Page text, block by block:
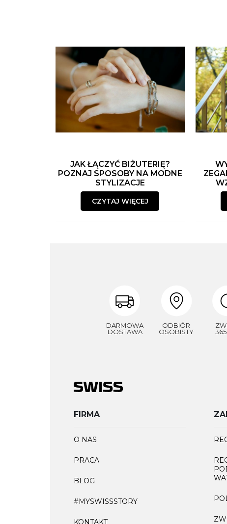
JAK ŁĄCZYĆ BIŻUTERIĘ?
POZNAJ SPOSOBY NA MODNE
STYLIZACJE
CZYTAJ WIĘCEJ
DARMOWA
DOSTAWA
ODBIÓR
OSOBISTY
FIRMA
O NAS
PRACA
BLOG
#MYSWISSSTORY
KONTAKT